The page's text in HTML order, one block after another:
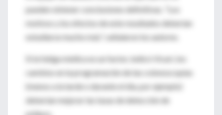
pueden obtener conclusiones definitivas. "Los
motivos y los efectos de este resultados deberían
estudiarse mucho más", señalaron los autores.
Si la fatiga médica es un factor, indicó Vicari, los
cambios en la programación de las colonoscopias
(menos a la tarde o durante el día, por ejemplo)
deberían mejorar las tasas de detección de